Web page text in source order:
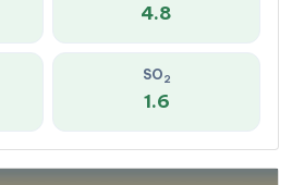
4.8
SO2
1.6